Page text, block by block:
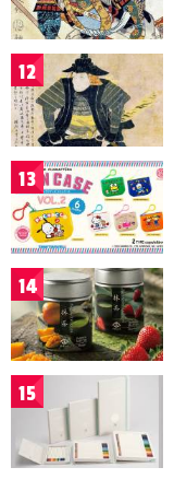
12
13
14
15